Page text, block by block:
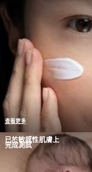
查看更多
唯一標準 = 零敏感反應
如果檢測到任何敏感反應
案，我們會回到實驗室重
已於敏感性肌膚上
完成測試